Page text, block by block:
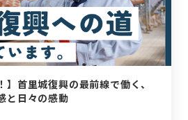
】首里城復興の最前線で働く、
と日々の感動